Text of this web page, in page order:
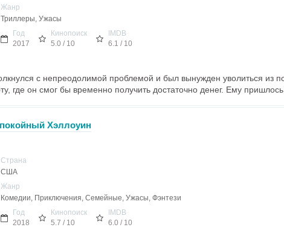
Жанр
Триллеры, Ужасы
Год
2017
Кинопоиск
5.0 / 10
IMDB
6.1 / 10
с непреодолимой проблемой и был вынужден уволиться из
где он смог бы временно получить достаточно денег. Ему пришлось
Хэллоуин
Страна
США
Жанр
Комедии, Приключения, Семейные, Ужасы, Фэнтези
Год
2018
Кинопоиск
5.7 / 10
IMDB
6.0 / 10